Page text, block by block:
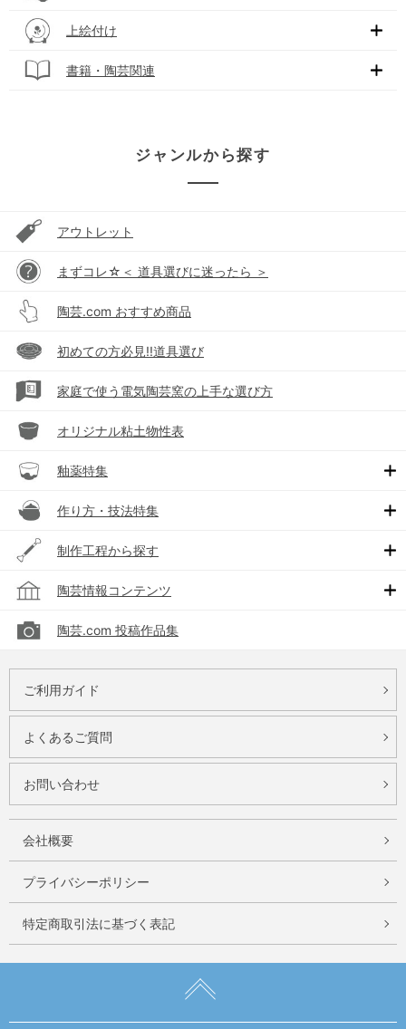
上絵付け
書籍・陶芸関連
ジャンルから探す
アウトレット
まずコレ☆＜ 道具選びに迷ったら ＞
陶芸.com おすすめ商品
初めての方必見!!道具選び
家庭で使う電気陶芸窯の上手な選び方
オリジナル粘土物性表
釉薬特集
作り方・技法特集
制作工程から探す
陶芸情報コンテンツ
陶芸.com 投稿作品集
ご利用ガイド
よくあるご質問
お問い合わせ
会社概要
プライバシーポリシー
特定商取引法に基づく表記